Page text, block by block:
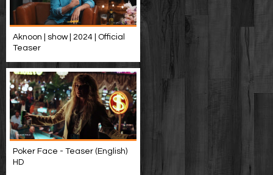
Aknoon | show | 2024 | Official
Teaser
Poker Face - Teaser (English)
HD